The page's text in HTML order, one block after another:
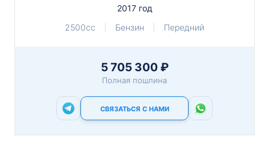
2017 год
2500cc
Бензин Передний
5 705 300 ₽
Полная пошлина
СВЯЗАТЬСЯ С НАМИ